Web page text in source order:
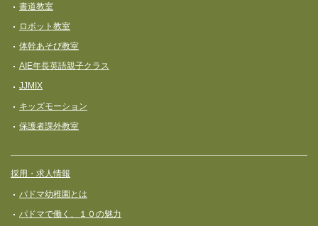
書道教室
ロボット教室
体幹あそび教室
AIE年長英語親子クラス
JJMIX
キッズモーション
保護者課外教室
採用・求人情報
パドマ幼稚園とは
パドマで働く、１０の魅力